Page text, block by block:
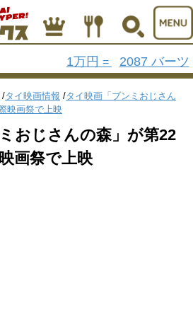
1万円 = 2087 バーツ
/タイ映画情報 /タイ映画「ブンミおじさん
映画祭で上映
おじさんの森」が第22
画祭で上映